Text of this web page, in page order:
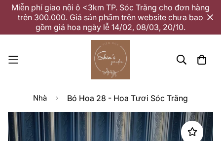
Miễn phí giao nội ô <3km TP. Sóc Trăng cho đơn hàng
trên 300.000. Giá sản phẩm trên website chưa bao
gồm giá hoa ngày lễ 14/02, 08/03, 20/10.
Nhà Bó Hoa 28 - Hoa Tươi Sóc Trăng